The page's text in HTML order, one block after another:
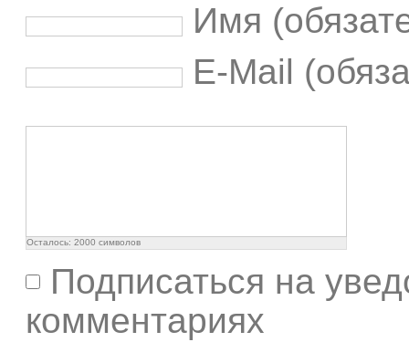
Имя
E-Mail
Осталось: 2000 символов
Подписаться на
комментариях